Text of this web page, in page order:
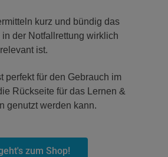
kurz und bündig das
der Notfallrettung wirklich
relevant ist.
perfekt für den Gebrauch im
Rückseite für das Lernen &
genutzt werden kann.
zum Shop!